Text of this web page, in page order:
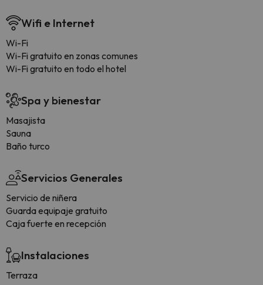
Wifi e Internet
Wi-Fi
Wi-Fi gratuito en zonas comunes
Wi-Fi gratuito en todo el hotel
Spa y bienestar
Masajista
Sauna
Baño turco
Servicios Generales
Servicio de niñera
Guarda equipaje gratuito
Caja fuerte en recepción
Instalaciones
Terraza